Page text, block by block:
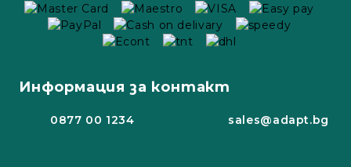
Информация за контакт
0877 00 1234 sales@adapt.bg